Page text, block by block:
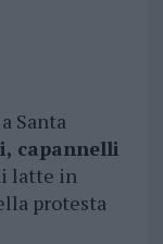
Santa
capannelli
latte in
protesta